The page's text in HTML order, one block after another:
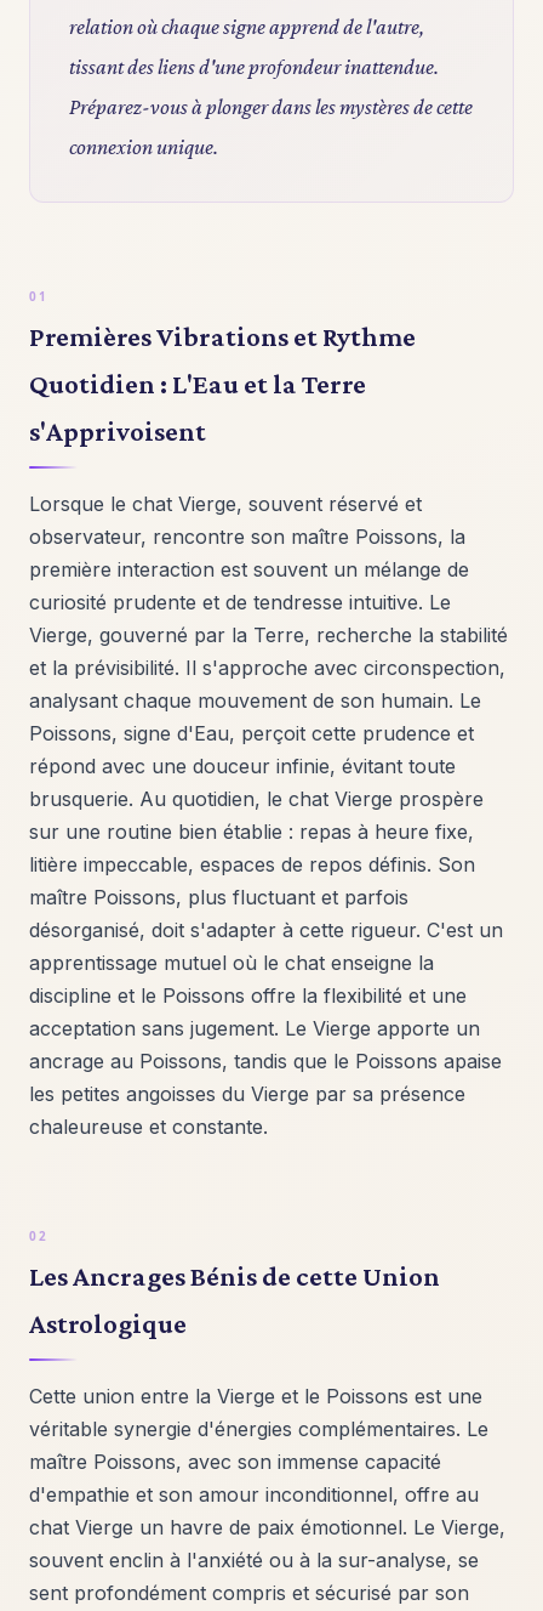
relation où chaque signe apprend de l'autre,
tissant des liens d'une profondeur inattendue.
Préparez-vous à plonger dans les mystères de cette
connexion unique.
Premières Vibrations et Rythme
Quotidien : L'Eau et la Terre
s'Apprivoisent
Lorsque le chat Vierge, souvent réservé et
observateur, rencontre son maître Poissons, la
première interaction est souvent un mélange de
curiosité prudente et de tendresse intuitive. Le
Vierge, gouverné par la Terre, recherche la stabilité
et la prévisibilité. Il s'approche avec circonspection,
analysant chaque mouvement de son humain. Le
Poissons, signe d'Eau, perçoit cette prudence et
répond avec une douceur infinie, évitant toute
brusquerie. Au quotidien, le chat Vierge prospère
sur une routine bien établie : repas à heure fixe,
litière impeccable, espaces de repos définis. Son
maître Poissons, plus fluctuant et parfois
désorganisé, doit s'adapter à cette rigueur. C'est un
apprentissage mutuel où le chat enseigne la
discipline et le Poissons offre la flexibilité et une
acceptation sans jugement. Le Vierge apporte un
ancrage au Poissons, tandis que le Poissons apaise
les petites angoisses du Vierge par sa présence
chaleureuse et constante.
Les Ancrages Bénis de cette Union
Astrologique
Cette union entre la Vierge et le Poissons est une
véritable synergie d'énergies complémentaires. Le
maître Poissons, avec son immense capacité
d'empathie et son amour inconditionnel, offre au
chat Vierge un havre de paix émotionnel. Le Vierge,
souvent enclin à l'anxiété ou à la sur-analyse, se
sent profondément compris et sécurisé par son